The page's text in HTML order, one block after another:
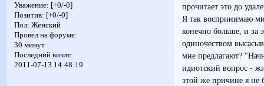
Уважение: [+0/-0]
Позитив: [+0/-0]
Пол: Женский
Провел на форуме:
30 минут
Последний визит:
2011-07-13 14:48:19
прочитает это до
Я так воспринимаю
конечно больше, и за
одиночеством
мне предлагают?
идиотский вопрос -
этой же причине я не